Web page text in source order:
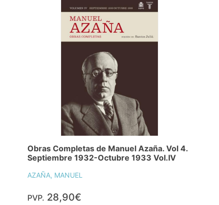
Obras Completas de Manuel Azaña. Vol 4.
Septiembre 1932-Octubre 1933 Vol.IV
AZAÑA, MANUEL
PVP. 28,90€